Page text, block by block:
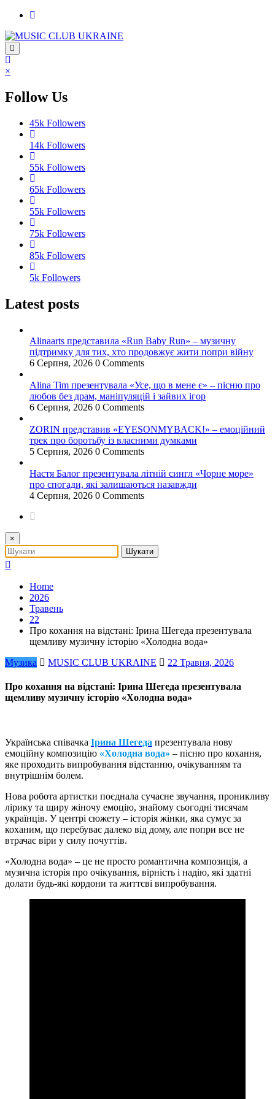
Перейти
контенту
×
Follow Us
45k Followers
14k Followers
55k Followers
65k Followers
55k Followers
75k Followers
85k Followers
5k Followers
Latest posts
Alinaarts представила «Run Baby Run» – музичну
підтримку для тих, хто продовжує жити попри війну
6 Серпня, 2026 0 Comments
Alina Tim презентувала «Усе, що в мене є» – пісню про
любов без драм, маніпуляцій і зайвих ігор
6 Серпня, 2026 0 Comments
ZORIN представив «EYESONMYBACK!» – емоційний
трек про боротьбу із власними думками
5 Серпня, 2026 0 Comments
Настя Балог презентувала літній сингл «Чорне море»
про спогади, які залишаються назавжди
4 Серпня, 2026 0 Comments
×
Home
2026
Травень
22
Про кохання на відстані: Ірина Шегеда презентувала
щемливу музичну історію «Холодна вода»
Музика
MUSIC CLUB UKRAINE 22 Травня, 2026
Про кохання на відстані: Ірина Шегеда презентувала
щемливу музичну історію «Холодна вода»
Українська співачка Ірина Шегеда презентувала нову
емоційну композицію «Холодна вода» – пісню про кохання,
яке проходить випробування відстанню, очікуванням та
внутрішнім болем.
Нова робота артистки поєднала сучасне звучання, проникливу
лірику та щиру жіночу емоцію, знайому сьогодні тисячам
українців. У центрі сюжету – історія жінки, яка сумує за
коханим, що перебуває далеко від дому, але попри все не
втрачає віри у силу почуттів.
«Холодна вода» – це не просто романтична композиція, а
музична історія про очікування, вірність і надію, які здатні
долати будь-які кордони та життєві випробування.